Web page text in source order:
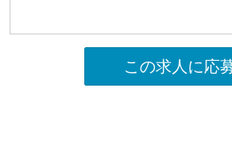
この求人に応